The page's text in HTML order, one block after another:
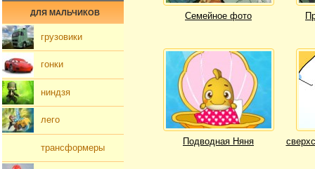
Семейное фото
Подводная Няня
ДЛЯ МАЛЬЧИКОВ
грузовики
гонки
ниндзя
лего
трансформеры